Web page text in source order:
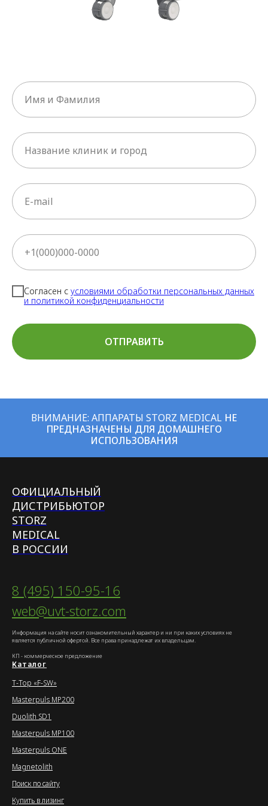
Согласен с условиями обработки персональных данных
и политикой конфиденциальности
ОТПРАВИТЬ
ВНИМАНИЕ: АППАРАТЫ STORZ MEDICAL НЕ
ПРЕДНАЗНАЧЕНЫ ДЛЯ ДОМАШНЕГО
ИСПОЛЬЗОВАНИЯ
ОФИЦИАЛЬНЫЙ
ДИСТРИБЬЮТОР
STORZ
MEDICAL
В РОССИИ
8 (495) 150-95-16
web@uvt-storz.com
Информация на сайте носит ознакомительный характер и ни при каких условиях не
является публичной офертой. Все права принадлежат их владельцам.
КП - коммерческое предложение
Каталог
T-Top «F-SW»
Masterpuls MP200
Duolith SD1
Masterpuls MP100
Masterpuls ONE
Magnetolith
Поиск по сайту
Купить в лизинг